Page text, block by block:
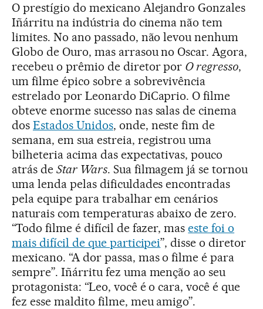
O prestígio do mexicano Alejandro Gonzales
Iñárritu na indústria do cinema não tem
limites. No ano passado, não levou nenhum
Globo de Ouro, mas arrasou no Oscar. Agora,
recebeu o prêmio de diretor por O regresso,
um filme épico sobre a sobrevivência
estrelado por Leonardo DiCaprio. O filme
obteve enorme sucesso nas salas de cinema
dos Estados Unidos, onde, neste fim de
semana, em sua estreia, registrou uma
bilheteria acima das expectativas, pouco
atrás de Star Wars. Sua filmagem já se tornou
uma lenda pelas dificuldades encontradas
pela equipe para trabalhar em cenários
naturais com temperaturas abaixo de zero.
“Todo filme é difícil de fazer, maseste foi o
mais difícil de que participei”, disse o diretor
mexicano. “A dor passa, mas o filme é para
sempre”. Iñárritu fez uma menção ao seu
protagonista: “Leo, você é o cara, você é que
fez esse maldito filme, meu amigo”.